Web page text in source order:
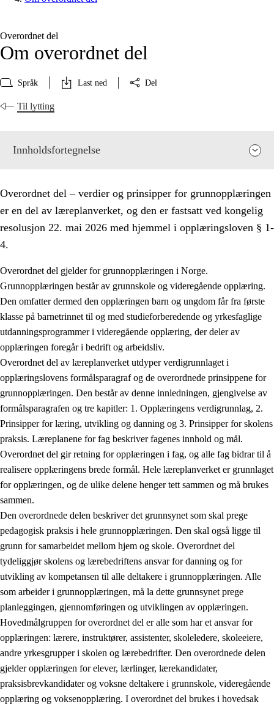
Overordnet del
Om overordnet del
Språk Last ned Del
Til lytting
Innholdsfortegnelse
Overordnet del – verdier og prinsipper for grunnopplæringen
er en del av læreplanverket, og den er fastsatt ved kongelig
resolusjon 22. mai 2026 med hjemmel i opplæringsloven § 1-
4.
Overordnet del gjelder for grunnopplæringen i Norge.
Grunnopplæringen består av grunnskole og videregående opplæring.
Den omfatter dermed den opplæringen barn og ungdom får fra første
klasse på barnetrinnet til og med studieforberedende og yrkesfaglige
utdanningsprogrammer i videregående opplæring, der deler av
opplæringen foregår i bedrift og arbeidsliv.
Overordnet del av læreplanverket utdyper verdigrunnlaget i
opplæringslovens formålsparagraf og de overordnede prinsippene for
grunnopplæringen. Den består av denne innledningen, gjengivelse av
formålsparagrafen og tre kapitler: 1. Opplæringens verdigrunnlag, 2.
Prinsipper for læring, utvikling og danning og 3. Prinsipper for skolens
praksis. Læreplanene for fag beskriver fagenes innhold og mål.
Overordnet del gir retning for opplæringen i fag, og alle fag bidrar til å
realisere opplæringens brede formål. Hele læreplanverket er grunnlaget
for opplæringen, og de ulike delene henger tett sammen og må brukes
sammen.
Den overordnede delen beskriver det grunnsynet som skal prege
pedagogisk praksis i hele grunnopplæringen. Den skal også ligge til
grunn for samarbeidet mellom hjem og skole. Overordnet del
tydeliggjør skolens og lærebedriftens ansvar for danning og for
utvikling av kompetansen til alle deltakere i grunnopplæringen. Alle
som arbeider i grunnopplæringen, må la dette grunnsynet prege
planleggingen, gjennomføringen og utviklingen av opplæringen.
Hovedmålgruppen for overordnet del er alle som har et ansvar for
opplæringen: lærere, instruktører, assistenter, skoleledere, skoleeiere,
andre yrkesgrupper i skolen og lærebedrifter. Den overordnede delen
gjelder opplæringen for elever, lærlinger, lærekandidater,
praksisbrevkandidater og voksne deltakere i grunnskole, videregående
opplæring og voksenopplæring. I overordnet del brukes i hovedsak